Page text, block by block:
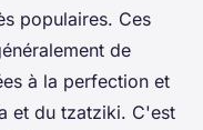
populaires. Ces
de
à la perfection et
et du tzatziki. C'est